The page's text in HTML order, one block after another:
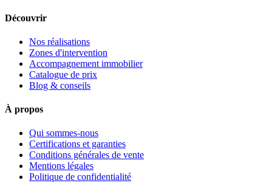
Découvrir
Nos réalisations
Zones d'intervention
Accompagnement immobilier
Catalogue de prix
Blog & conseils
À propos
Qui sommes-nous
Certifications et garanties
Conditions générales de vente
Mentions légales
Politique de confidentialité